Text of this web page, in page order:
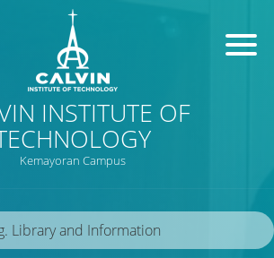
INSTITUTE OF
Kemayoran Campus